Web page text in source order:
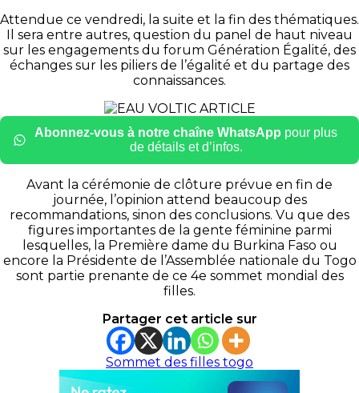
Attendue ce vendredi, la suite et la fin des thématiques.
Il sera entre autres, question du panel de haut niveau
sur les engagements du forum Génération Égalité, des
échanges sur les piliers de l’égalité et du partage des
connaissances.
Abonnez-vous à notre chaîne WhatsApp pour plus
de détails et d’infos.
Avant la cérémonie de clôture prévue en fin de
journée, l’opinion attend beaucoup des
recommandations, sinon des conclusions. Vu que des
figures importantes de la gente féminine parmi
lesquelles, la Première dame du Burkina Faso ou
encore la Présidente de l’Assemblée nationale du Togo
sont partie prenante de ce 4e sommet mondial des
filles.
Partager cet article sur
Sommet des filles togo